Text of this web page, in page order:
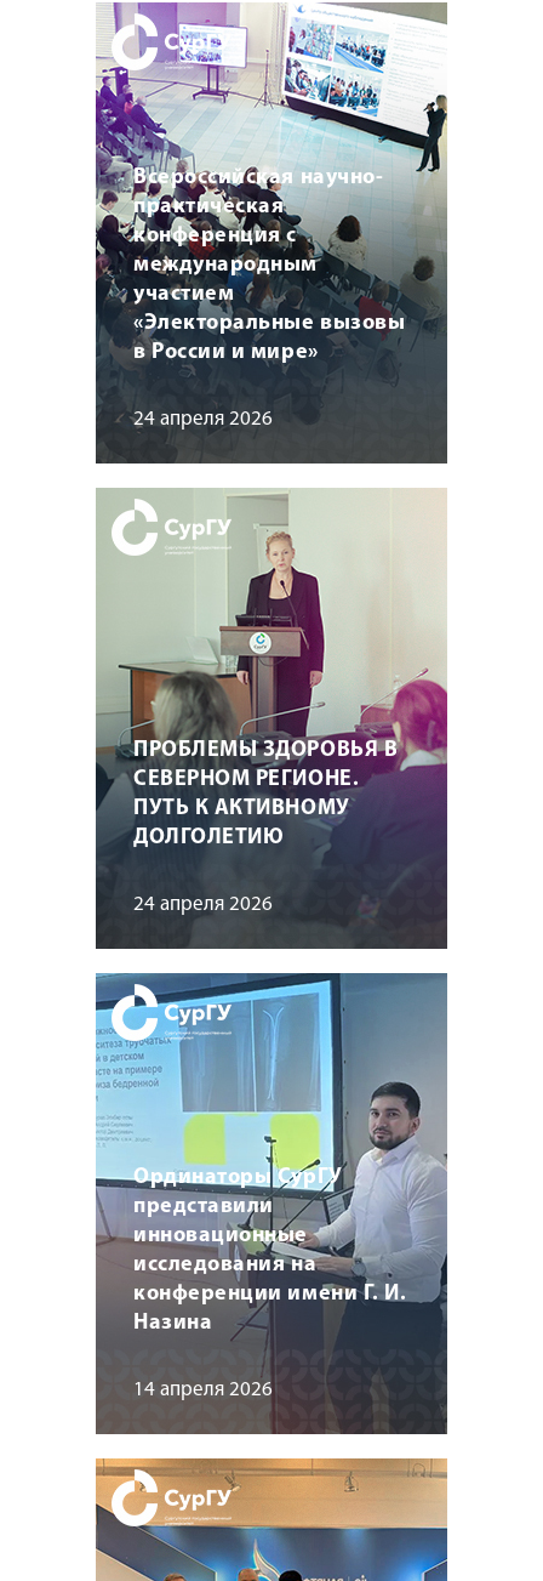
Всероссийская научно-
практическая
конференция с
международным
участием
«Электоральные вызовы
в России и мире»
24 апреля 2026
ПРОБЛЕМЫ ЗДОРОВЬЯ В
СЕВЕРНОМ РЕГИОНЕ.
ПУТЬ К АКТИВНОМУ
ДОЛГОЛЕТИЮ
24 апреля 2026
Ординаторы СурГУ
представили
инновационные
исследования на
конференции имени Г. И.
Назина
14 апреля 2026